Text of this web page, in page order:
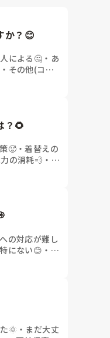
か？😊
人による🤔 ・ あ
・ その他(コメ
？🌻
🥵・着替えの
の消耗💨 ・ そ
の対応が難し
特にない😊 ・ 日
🌞 ・ まだ大丈